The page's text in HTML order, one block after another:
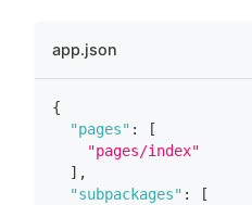
app.json
{
"pages" :
[
"pages/index"
] ,
"subpackages" :
[